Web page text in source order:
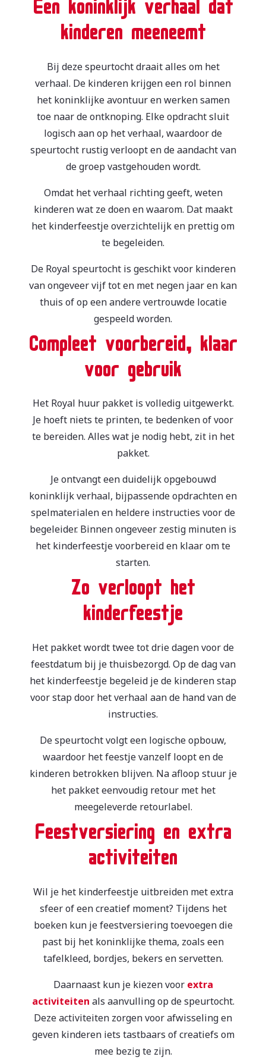
kinderen meeneemt
Bij deze speurtocht draait alles om het
verhaal. De kinderen krijgen een rol binnen
het koninklijke avontuur en werken samen
toe naar de ontknoping. Elke opdracht sluit
logisch aan op het verhaal, waardoor de
speurtocht rustig verloopt en de aandacht van
de groep vastgehouden wordt.
Omdat het verhaal richting geeft, weten
kinderen wat ze doen en waarom. Dat maakt
het kinderfeestje overzichtelijk en prettig om
te begeleiden.
De Royal speurtocht is geschikt voor kinderen
van ongeveer vijf tot en met negen jaar en kan
thuis of op een andere vertrouwde locatie
gespeeld worden.
Compleet voorbereid, klaar
voor gebruik
Het Royal huur pakket is volledig uitgewerkt.
Je hoeft niets te printen, te bedenken of voor
te bereiden. Alles wat je nodig hebt, zit in het
pakket.
Je ontvangt een duidelijk opgebouwd
koninklijk verhaal, bijpassende opdrachten en
spelmaterialen en heldere instructies voor de
begeleider. Binnen ongeveer zestig minuten is
het kinderfeestje voorbereid en klaar om te
starten.
Zo verloopt het
kinderfeestje
Het pakket wordt twee tot drie dagen voor de
feestdatum bij je thuisbezorgd. Op de dag van
het kinderfeestje begeleid je de kinderen stap
voor stap door het verhaal aan de hand van de
instructies.
De speurtocht volgt een logische opbouw,
waardoor het feestje vanzelf loopt en de
kinderen betrokken blijven. Na afloop stuur je
het pakket eenvoudig retour met het
meegeleverde retourlabel.
Feestversiering en extra
activiteiten
Wil je het kinderfeestje uitbreiden met extra
sfeer of een creatief moment? Tijdens het
boeken kun je feestversiering toevoegen die
past bij het koninklijke thema, zoals een
tafelkleed, bordjes, bekers en servetten.
Daarnaast kun je kiezen voor extra
activiteiten als aanvulling op de speurtocht.
Deze activiteiten zorgen voor afwisseling en
geven kinderen iets tastbaars of creatiefs om
mee bezig te zijn.